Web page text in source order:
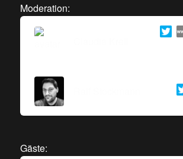
Moderation:
Gäste: